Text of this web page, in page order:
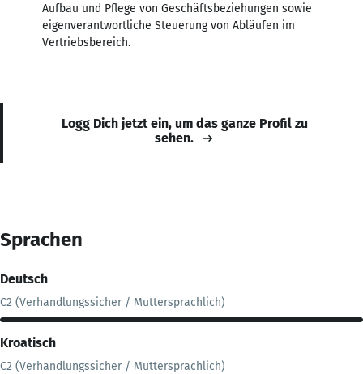
Aufbau und Pflege von Geschäftsbeziehungen sowie
eigenverantwortliche Steuerung von Abläufen im
Vertriebsbereich.
Logg Dich jetzt ein, um das ganze Profil zu
sehen.
Sprachen
Deutsch
C2 (Verhandlungssicher / Muttersprachlich)
Kroatisch
C2 (Verhandlungssicher / Muttersprachlich)